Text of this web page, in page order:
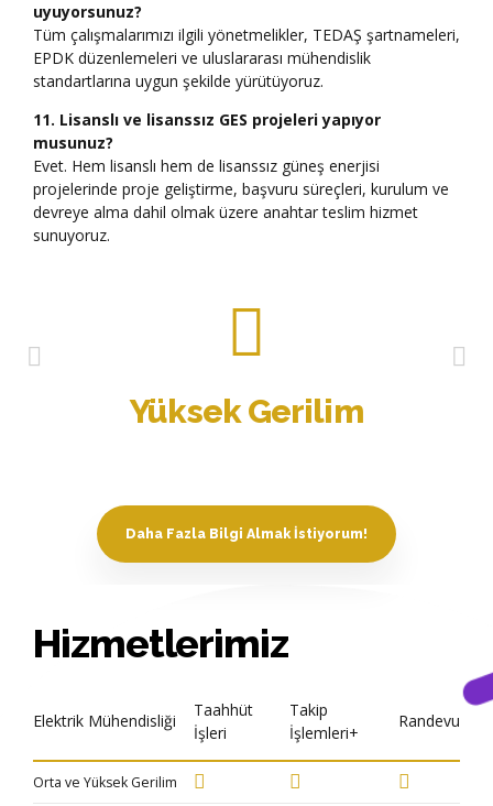
uyuyorsunuz?
Tüm çalışmalarımızı ilgili yönetmelikler, TEDAŞ şartnameleri,
EPDK düzenlemeleri ve uluslararası mühendislik
standartlarına uygun şekilde yürütüyoruz.
11. Lisanslı ve lisanssız GES projeleri yapıyor
musunuz?
Evet. Hem lisanslı hem de lisanssız güneş enerjisi
projelerinde proje geliştirme, başvuru süreçleri, kurulum ve
devreye alma dahil olmak üzere anahtar teslim hizmet
sunuyoruz.
Orta
Daha Fazla Bilgi Almak İstiyorum!
Hizmetlerimiz
Elektrik Mühendisliği
Taahhüt
İşleri
Takip
İşlemleri+
Randevu
Orta ve Yüksek Gerilim